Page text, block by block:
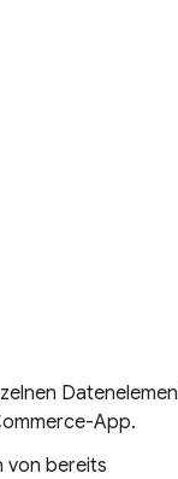
App.
von bereits